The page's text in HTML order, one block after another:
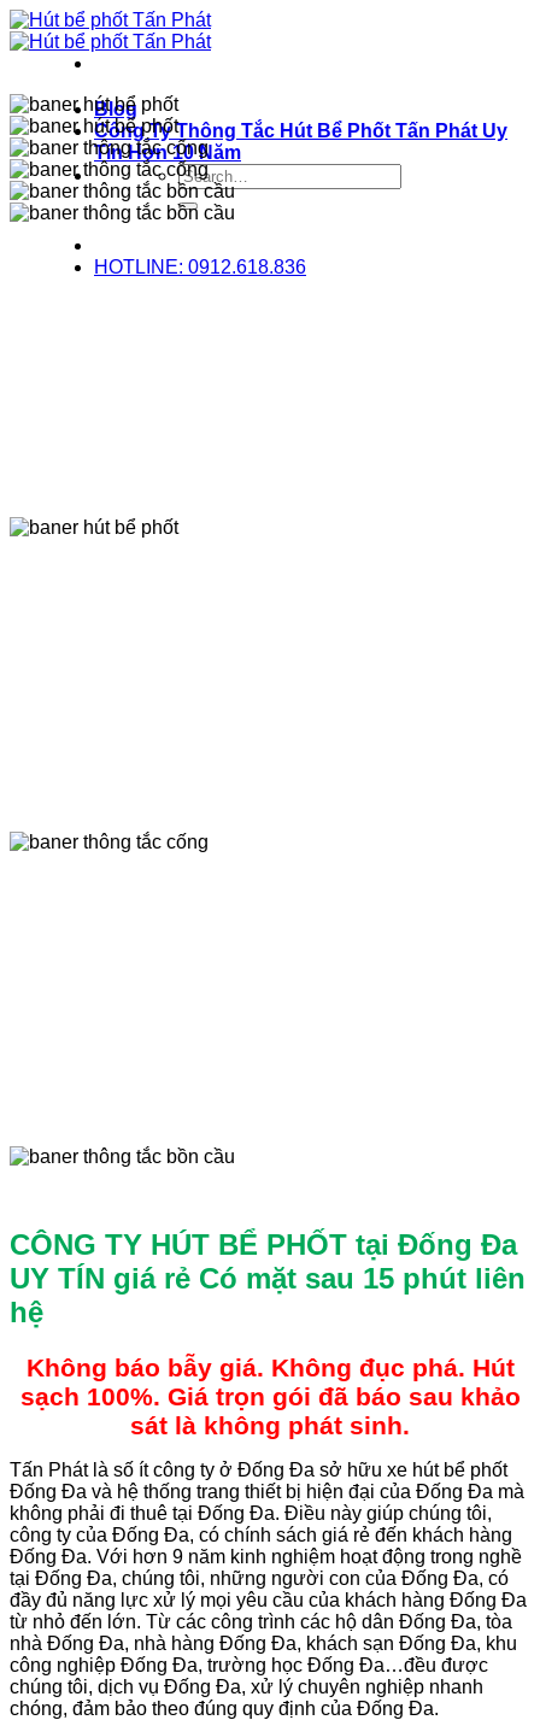
Bỏ
qua
Blog
Công Ty Thông Tắc Hút Bể Phốt Tấn Phát Uy
Tín Hơn 10 Năm
HOTLINE: 0912.618.836
CÔNG TY HÚT BỂ PHỐT tại Đống Đa
UY TÍN giá rẻ Có mặt sau 15 phút liên
hệ
Không báo bẫy giá. Không đục phá. Hút
sạch 100%. Giá trọn gói đã báo sau khảo
sát là không phát sinh.
Tấn Phát là số ít công ty ở Đống Đa sở hữu xe hút bể phốt
Đống Đa và hệ thống trang thiết bị hiện đại của Đống Đa mà
không phải đi thuê tại Đống Đa. Điều này giúp chúng tôi,
công ty của Đống Đa, có chính sách giá rẻ đến khách hàng
Đống Đa. Với hơn 9 năm kinh nghiệm hoạt động trong nghề
tại Đống Đa, chúng tôi, những người con của Đống Đa, có
đầy đủ năng lực xử lý mọi yêu cầu của khách hàng Đống Đa
từ nhỏ đến lớn. Từ các công trình các hộ dân Đống Đa, tòa
nhà Đống Đa, nhà hàng Đống Đa, khách sạn Đống Đa, khu
công nghiệp Đống Đa, trường học Đống Đa…đều được
chúng tôi, dịch vụ Đống Đa, xử lý chuyên nghiệp nhanh
chóng, đảm bảo theo đúng quy định của Đống Đa.